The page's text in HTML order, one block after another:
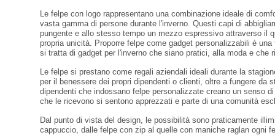
Le felpe con logo rappresentano una combinazione ideale di
vasta gamma di persone durante l'inverno. Questi capi di
pungente e allo stesso tempo un mezzo espressivo attraverso il
propria unicità. Proporre felpe come gadget personalizzabili è
si tratta di gadget per l'inverno che siano pratici, alla moda e che
Le felpe si prestano come regali aziendali ideali durante la
per il benessere dei propri dipendenti o clienti, oltre a fungere da
dipendenti che indossano felpe personalizzate creano un senso
che le ricevono si sentono apprezzati e parte di una comunità
Dal punto di vista del design, le possibilità sono praticamente
cappuccio, dalle felpe con zip al quelle con maniche raglan ogni